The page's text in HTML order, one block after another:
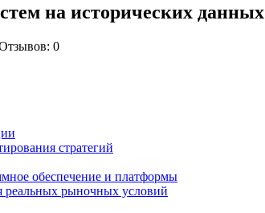
на исторических данных
0
стратегий
обеспечение и платформы
реальных рыночных условий